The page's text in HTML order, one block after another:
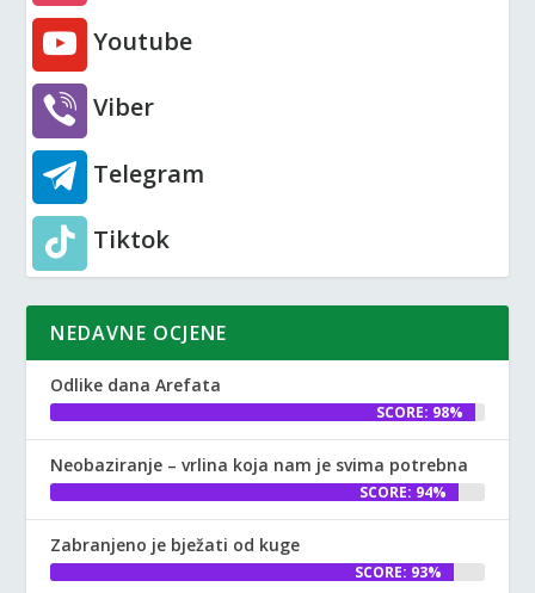
Youtube
Viber
Telegram
Tiktok
NEDAVNE OCJENE
Odlike dana Arefata
SCORE: 98%
Neobaziranje – vrlina koja nam je svima potrebna
SCORE: 94%
Zabranjeno je bježati od kuge
SCORE: 93%